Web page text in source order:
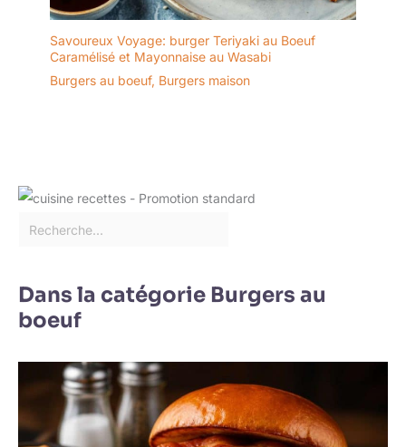
Savoureux Voyage: burger Teriyaki au Boeuf
Caramélisé et Mayonnaise au Wasabi
Burgers au boeuf, Burgers maison
Dans la catégorie Burgers au
boeuf